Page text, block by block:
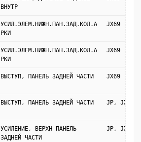
ВНУТР
УСИЛ.ЭЛЕМ.НИЖН.ПАН.ЗАД.КОЛ.А
РКИ
JX69
УСИЛ.ЭЛЕМ.НИЖН.ПАН.ЗАД.КОЛ.А
РКИ
JX69
ВЫСТУП, ПАНЕЛЬ ЗАДНЕЙ ЧАСТИ JX69
ВЫСТУП, ПАНЕЛЬ ЗАДНЕЙ ЧАСТИ JP, JX69
УСИЛЕНИЕ, ВЕРХН ПАНЕЛЬ
ЗАДНЕЙ ЧАСТИ
JP, JX69